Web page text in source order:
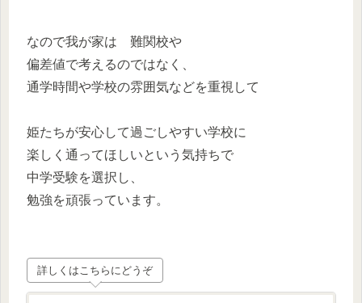
なので我が家は 難関校や
偏差値で考えるのではなく、
通学時間や学校の雰囲気などを重視して
姫たちが安心して過ごしやすい学校に
楽しく通ってほしいという気持ちで
中学受験を選択し、
勉強を頑張っています。
詳しくはこちらにどうぞ